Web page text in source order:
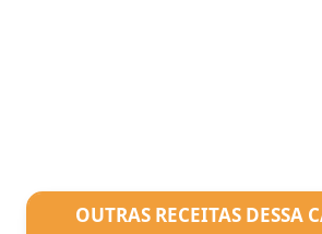
OUTRAS RECEITAS DESSA